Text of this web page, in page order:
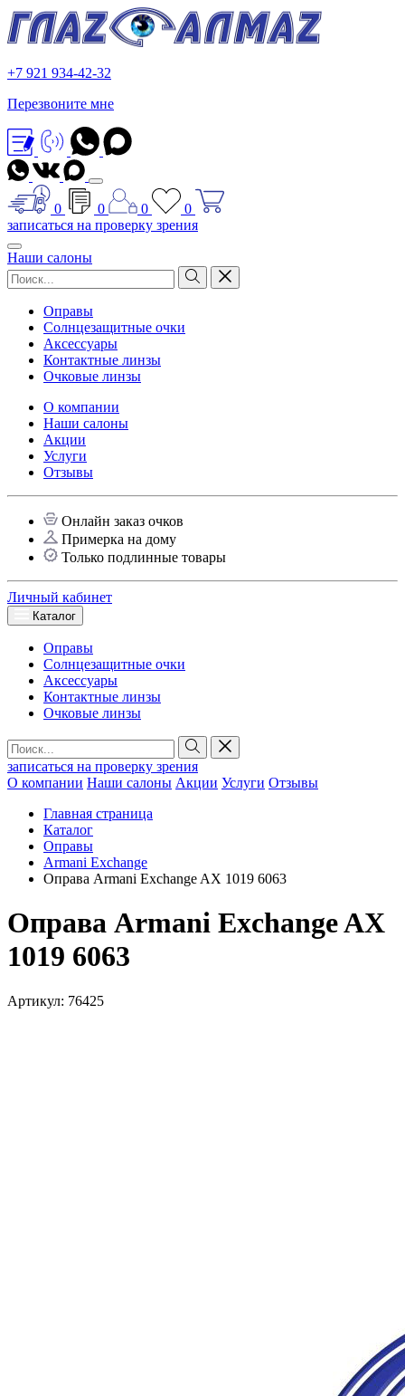
+7 921 934-42-32
Перезвоните мне
0 0 0
0
записаться на проверку зрения
Наши салоны
Оправы
Солнцезащитные очки
Аксессуары
Контактные линзы
Очковые линзы
О компании
Наши салоны
Акции
Услуги
Отзывы
Онлайн заказ очков
Примерка на дому
Только подлинные товары
Личный кабинет
Каталог
Оправы
Солнцезащитные очки
Аксессуары
Контактные линзы
Очковые линзы
записаться на проверку зрения
О компании Наши салоны Акции Услуги Отзывы
Главная страница
Каталог
Оправы
Armani Exchange
Оправа Armani Exchange AX 1019 6063
Оправа Armani Exchange AX
1019 6063
Артикул: 76425